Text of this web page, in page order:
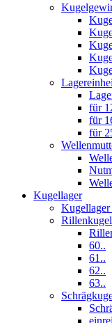
für
für
für
Kugellager
Kugellager
60..
61..
62..
63..